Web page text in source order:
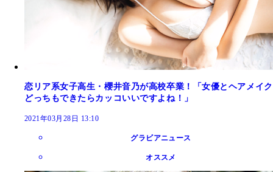
恋リア系女子高生・櫻井音乃が高校卒業！「女優とヘアメイク
どっちもできたらカッコいいですよね！」
2021年03月28日 13:10
グラビアニュース
オススメ